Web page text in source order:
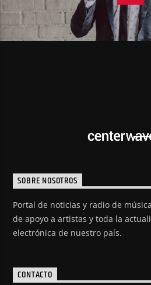
SOBRE NOSOTROS
Portal de noticias y radio de
de apoyo a artistas y toda la
electrónica de nuestro país.
CONTACTO